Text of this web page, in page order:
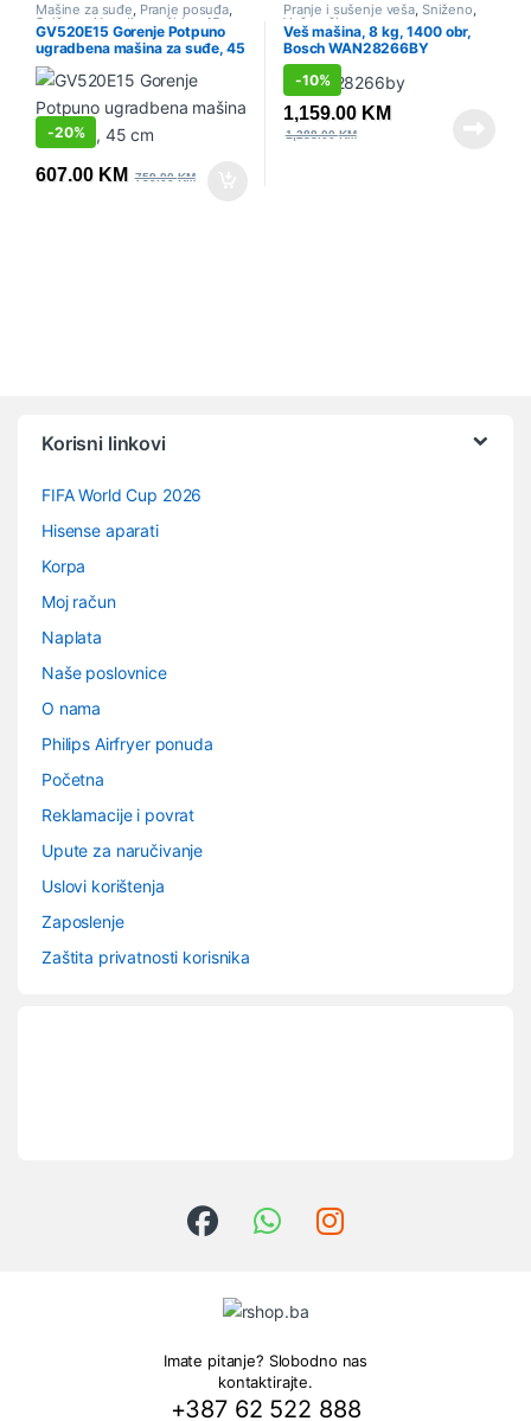
Mašine za suđe, Pranje posuđa,
Sniženo,Ugradbene širine 45cm
GV520E15 Gorenje Potpuno
ugradbena mašina za suđe, 45
cm
-20%
607.00 KM 759.00KM
Pranje i sušenje veša, Sniženo,
Veš mašine
Veš mašina, 8 kg, 1400 obr,
Bosch WAN28266BY
-10%
1,159.00 KM
1,288.00KM
Korisni linkovi
FIFA World Cup 2026
Hisense aparati
Korpa
Moj račun
Naplata
Naše poslovnice
O nama
Philips Airfryer ponuda
Početna
Reklamacije i povrat
Upute za naručivanje
Uslovi korištenja
Zaposlenje
Zaštita privatnosti korisnika
Imate pitanje? Slobodno nas
kontaktirajte.
+387 62 522 888